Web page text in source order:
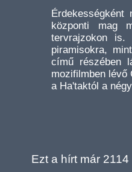
központi mag
tervrajzokon
piramisokra,
című részében
mozifilmben lévő
a Ha'taktól a
Ezt a hírt már